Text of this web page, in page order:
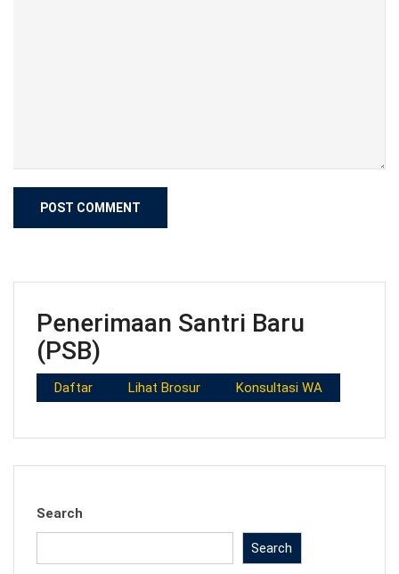
Penerimaan Santri Baru
(PSB)
Daftar Lihat Brosur Konsultasi WA
Search
Search